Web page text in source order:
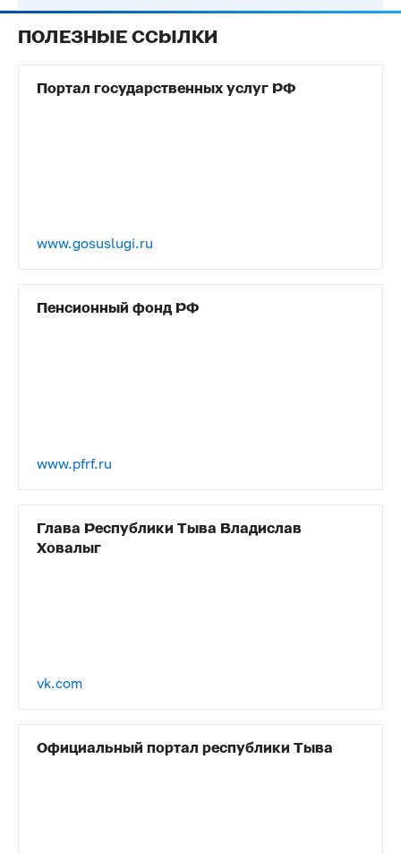
ПОЛЕЗНЫЕ ССЫЛКИ
Портал государственных услуг РФ
www.gosuslugi.ru
Пенсионный фонд РФ
www.pfrf.ru
Глава Республики Тыва Владислав
Ховалыг
vk.com
Официальный портал республики Тыва